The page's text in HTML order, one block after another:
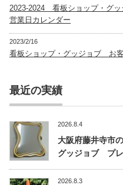
2023-2024 看板ショップ・グッ
営業日カレンダー
2023/2/16
看板ショップ・グッジョブ お
最近の実績
2026.8.4
大阪府藤井寺市
グッジョブ プ
2026.8.3